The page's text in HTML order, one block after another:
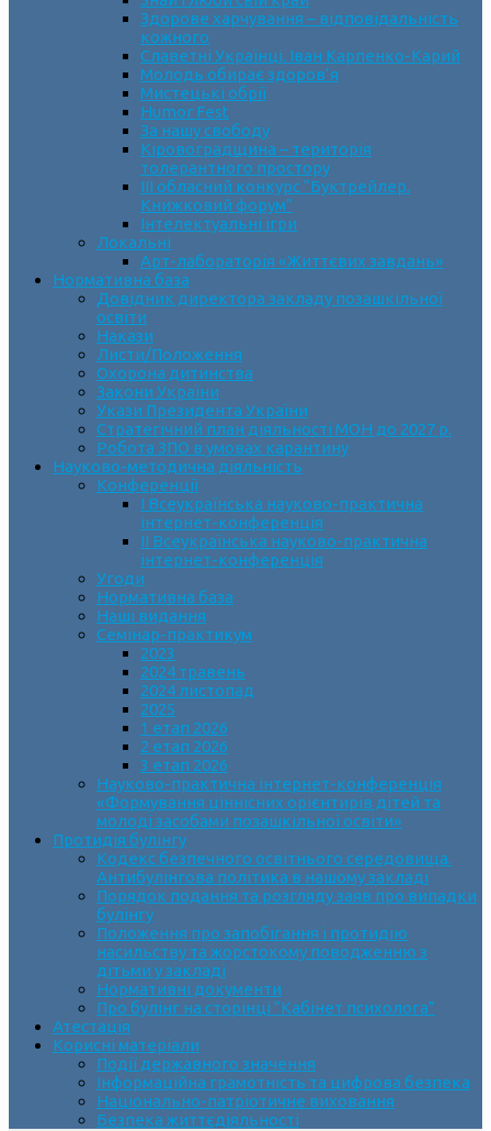
Здорове харчування – відповідальність
кожного
Славетні Українці. Іван Карпенко-Карий
Молодь обирає здоров’я
Мистецькі обрії
Humor Fest
За нашу свободу
Кіровоградщина – територія
толерантного простору
ІII обласний конкурс “Буктрейлер.
Книжковий форум”
Інтелектуальні ігри
Локальні
Арт-лабораторія «Життєвих завдань»
Нормативна база
Довідник директора закладу позашкільної
освіти
Накази
Листи/Положення
Охорона дитинства
Закони України
Укази Президента України
Стратегічний план діяльності МОН до 2027 р.
Робота ЗПО в умовах карантину
Науково-методична діяльність
Конференції
І Всеукраїнська науково-практична
інтернет-конференція
ІІ Всеукраїнська науково-практична
інтернет-конференція
Угоди
Нормативна база
Наші видання
Семінар-практикум
2023
2024 травень
2024 листопад
2025
1 етап 2026
2 етап 2026
3 етап 2026
Науково-практична інтернет-конференція
«Формування ціннісних орієнтирів дітей та
молоді засобами позашкільної освіти»
Протидія булінгу
Кодекс безпечного освітнього середовища.
Антибулінгова політика в нашому закладі
Порядок подання та розгляду заяв про випадки
булінгу
Положення про запобігання і протидію
насильству та жорстокому поводженню з
дітьми у закладі
Нормативні документи
Про булінг на сторінці “Кабінет психолога”
Атестація
Корисні матеріали
Події державного значення
Інформаційна грамотність та цифрова безпека
Національно-патріотичне виховання
Безпека життєдіяльності